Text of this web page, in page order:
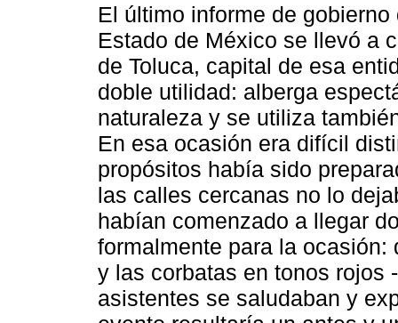
El último informe de
Estado de México se llevó a
de Toluca, capital de esa
doble utilidad: alberga
naturaleza y se utiliza
En esa ocasión era difícil
propósitos había sido
las calles cercanas no lo
habían comenzado a llegar
formalmente para la
y las corbatas en tonos rojos
asistentes se saludaban y